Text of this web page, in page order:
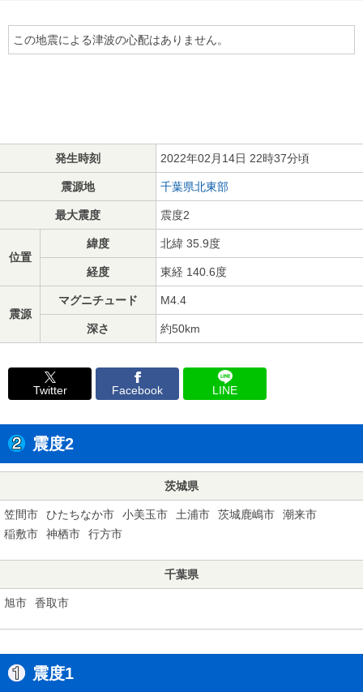
この地震による津波の心配はありません。
発生時刻 2022年02月14日 22時37分頃
震源地 千葉県北東部
最大震度 震度2
位置
緯度 北緯 35.9度
経度 東経 140.6度
震源
マグニチュード M4.4
深さ 約50km
Twitter Facebook LINE
震度2
茨城県
笠間市 ひたちなか市 小美玉市 土浦市 茨城鹿嶋市
潮来市
稲敷市
神栖市 行方市
千葉県
旭市 香取市
震度1